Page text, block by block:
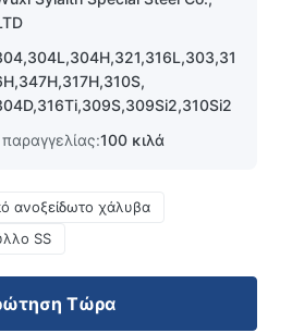
100 κιλά
ανοξείδωτο χάλυβα
SS
Τώρα